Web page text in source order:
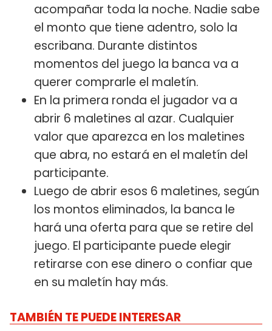
acompañar toda la noche. Nadie sabe
el monto que tiene adentro, solo la
escribana. Durante distintos
momentos del juego la banca va a
querer comprarle el maletín.
En la primera ronda el jugador va a
abrir 6 maletines al azar. Cualquier
valor que aparezca en los maletines
que abra, no estará en el maletín del
participante.
Luego de abrir esos 6 maletines, según
los montos eliminados, la banca le
hará una oferta para que se retire del
juego. El participante puede elegir
retirarse con ese dinero o confiar que
en su maletín hay más.
TAMBIÉN TE PUEDE INTERESAR